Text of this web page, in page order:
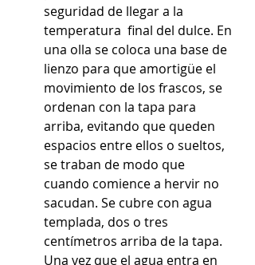
seguridad de llegar a la
temperatura  final del dulce. En
una olla se coloca una base de
lienzo para que amortigüe el
movimiento de los frascos, se
ordenan con la tapa para
arriba, evitando que queden
espacios entre ellos o sueltos,
se traban de modo que
cuando comience a hervir no
sacudan. Se cubre con agua
templada, dos o tres
centímetros arriba de la tapa.
Una vez que el agua entra en